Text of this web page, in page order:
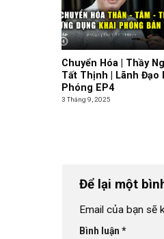
Chuyển Hóa | Thầy
Tất Thịnh | Lãnh Đạo
Phóng EP4
3 Tháng 9, 2025
Để lại một
Email của bạn sẽ
Bình luận *